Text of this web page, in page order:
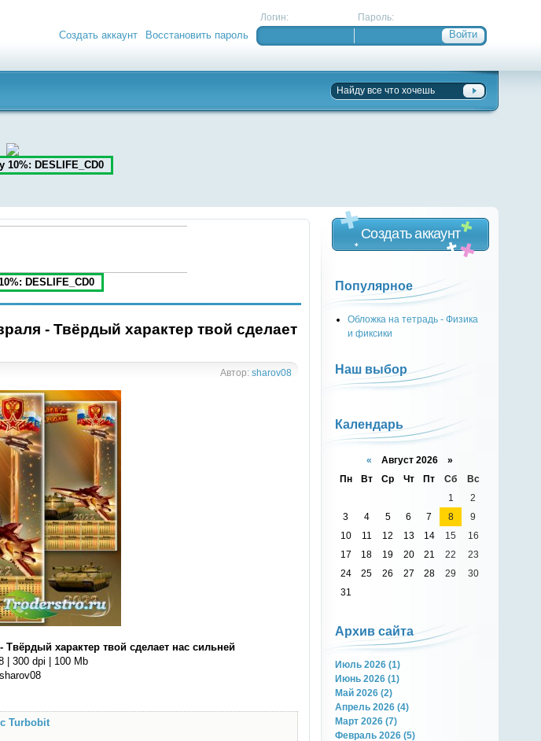
Логин: Пароль:
Создать аккаунт Восстановить пароль
10%: DESLIFE_CD0
DESLIFE_CD0
- Твёрдый характер твой сделает
Автор:sharov08
характер твой сделает нас сильней
| 300 dpi | 100 Mb
Turbobit
Создать аккаунт
Популярное
Обложка на тетрадь - Физика
и фиксики
Наш выбор
Календарь
« Август 2026 »
Пн
Вт Ср Чт Пт Сб
Вс
1
2
3
4 5 6 7 8
9
10
11 12 13 14 15
16
17
18 19 20 21 22
23
24
25 26 27 28 29
30
31
Архив сайта
Июль 2026 (1)
Июнь 2026 (1)
Май 2026 (2)
Апрель 2026 (4)
Март 2026 (7)
Февраль 2026 (5)